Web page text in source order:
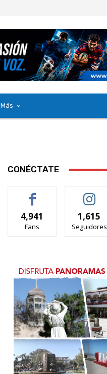
Más
CONÉCTATE
4,941
Fans
1,615
Seguidores